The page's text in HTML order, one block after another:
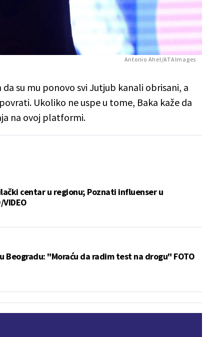
Antonio Ahel/ATAImages
su mu ponovo svi Jutjub kanali obrisani, a
Ukoliko ne uspe u tome, Baka kaže da
na ovoj platformi.
centar u regionu; Poznati influenser u
Beogradu: "Moraću da radim test na drogu" FOTO